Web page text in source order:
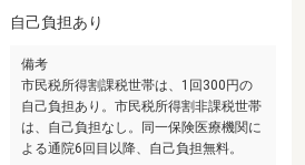
自己負担あり
備考
市民税所得割課税世帯は、1回300円の
自己負担あり。市民税所得割非課税世帯
は、自己負担なし。同一保険医療機関に
よる通院6回目以降、自己負担無料。